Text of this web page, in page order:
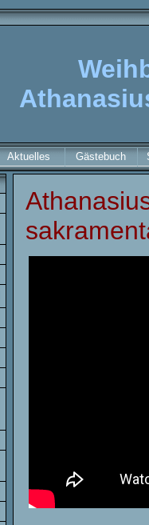
Aktuelles Gästebuch